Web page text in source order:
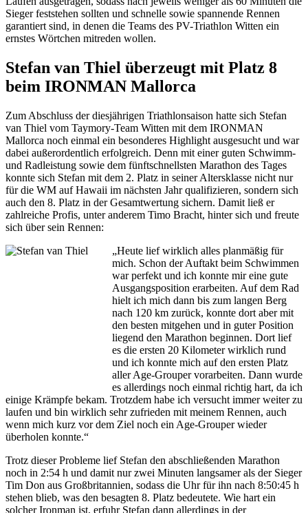
Sieger feststehen sollten und schnelle sowie spannende Rennen
garantiert sind, in denen die Teams des PV-Triathlon Witten ein
ernstes Wörtchen mitreden wollen.
Stefan van Thiel überzeugt mit Platz 8
beim IRONMAN Mallorca
Zum Abschluss der diesjährigen Triathlonsaison hatte sich Stefan
van Thiel vom Taymory-Team Witten mit dem IRONMAN
Mallorca noch einmal ein besonderes Highlight ausgesucht und war
dabei außerordentlich erfolgreich. Denn mit einer guten Schwimm-
und Radleistung sowie dem fünftschnellsten Marathon des Tages
konnte sich Stefan mit dem 2. Platz in seiner Altersklasse nicht nur
für die WM auf Hawaii im nächsten Jahr qualifizieren, sondern sich
auch den 8. Platz in der Gesamtwertung sichern. Damit ließ er
zahlreiche Profis, unter anderem Timo Bracht, hinter sich und freute
sich über sein Rennen:
„Heute lief wirklich alles planmäßig für
mich. Schon der Auftakt beim Schwimmen
war perfekt und ich konnte mir eine gute
Ausgangsposition erarbeiten. Auf dem Rad
hielt ich mich dann bis zum langen Berg
nach 120 km zurück, konnte dort aber mit
den besten mitgehen und in guter Position
liegend den Marathon beginnen. Dort lief
es die ersten 20 Kilometer wirklich rund
und ich konnte mich auf den ersten Platz
aller Age-Grouper vorarbeiten. Dann wurde
es allerdings noch einmal richtig hart, da ich
einige Krämpfe bekam. Trotzdem habe ich versucht immer weiter zu
laufen und bin wirklich sehr zufrieden mit meinem Rennen, auch
wenn mich kurz vor dem Ziel noch ein Age-Grouper wieder
überholen konnte.“
Trotz dieser Probleme lief Stefan den abschließenden Marathon
noch in 2:54 h und damit nur zwei Minuten langsamer als der Sieger
Tim Don aus Großbritannien, sodass die Uhr für ihn nach 8:50:45 h
stehen blieb, was den besagten 8. Platz bedeutete. Wie hart ein
solcher Ironman ist, erfuhr Stefan dann allerdings in der